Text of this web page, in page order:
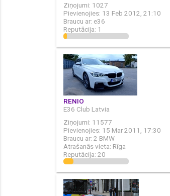
Ziņojumi: 1027
Pievienojies: 13 Feb 2012, 21:10
Braucu ar: e36
Reputācija: 1
RENIO
E36 Club Latvia
Ziņojumi: 11577
Pievienojies: 15 Mar 2011, 17:30
Braucu ar: 2 BMW
Atrašanās vieta: Rīga
Reputācija: 20